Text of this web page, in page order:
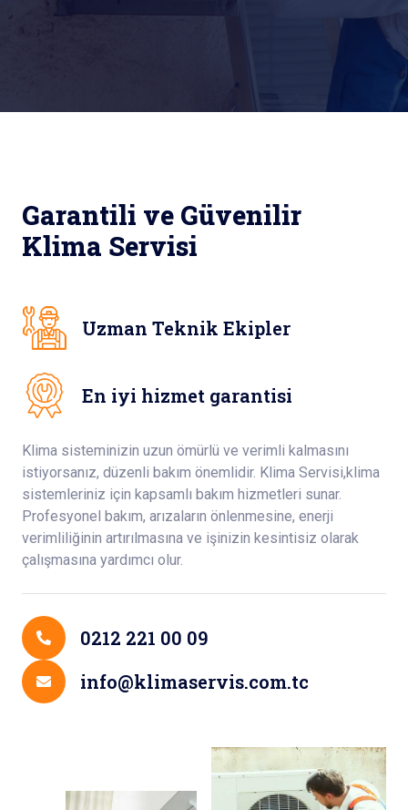
Garantili ve Güvenilir
Klima Servisi
Uzman Teknik Ekipler
En iyi hizmet garantisi
Klima sisteminizin uzun ömürlü ve verimli kalmasını
istiyorsanız, düzenli bakım önemlidir. Klima Servisi,klima
sistemleriniz için kapsamlı bakım hizmetleri sunar.
Profesyonel bakım, arızaların önlenmesine, enerji
verimliliğinin artırılmasına ve işinizin kesintisiz olarak
çalışmasına yardımcı olur.
0212 221 00 09
info@klimaservis.com.tc